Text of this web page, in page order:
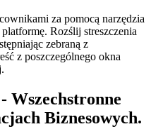
za pomocą narzędzia
Rozślij streszczenia
zebraną z
z poszczególnego okna
Wszechstronne
Biznesowych.